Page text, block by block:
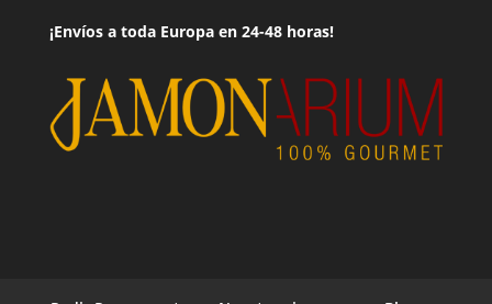
¡Envíos a toda Europa en 24-48 horas!